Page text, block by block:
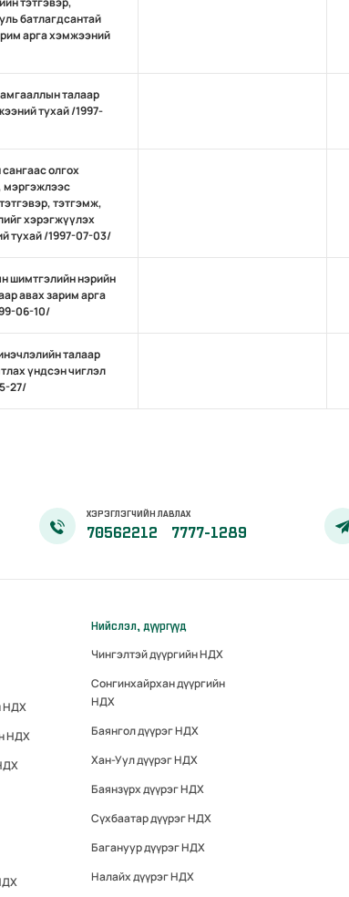
батлагдсантай
арга хэмжээний
талаар
тухай /1997-
олгох
мэргэжлээс
тэтгэмж,
хэрэгжүүлэх
тухай /1997-07-03/
шимтгэлийн нэрийн
авах зарим арга
06-10/
талаар
үндсэн чиглэл
27/
ХЭРЭГЛЭГЧИЙН ЛАВЛАХ
70562212 7777-1289
НДХ
НДХ
Нийслэл, дүүргүүд
Чингэлтэй дүүргийн НДХ
Сонгинхайрхан дүүргийн
НДХ
Баянгол дүүрэг НДХ
Хан-Уул дүүрэг НДХ
Баянзүрх дүүрэг НДХ
Сүхбаатар дүүрэг НДХ
Багануур дүүрэг НДХ
Налайх дүүрэг НДХ